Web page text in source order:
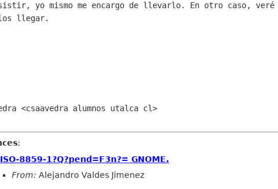
yo mismo me encargo de llevarlo. En otro caso, veré
llegar.
<csaavedra alumnos utalca cl>
:
8859-1?Q?pend=F3n?= GNOME.
From: Alejandro Valdes Jimenez